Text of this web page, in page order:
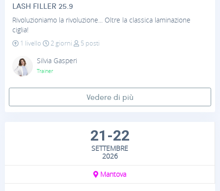
LASH FILLER 25.9
Rivoluzioniamo la rivoluzione... Oltre la classica laminazione
ciglia!
1 livello
2 giorni
5 posti
Silvia Gasperi
Trainer
Vedere di più
21-22
SETTEMBRE
2026
Mantova